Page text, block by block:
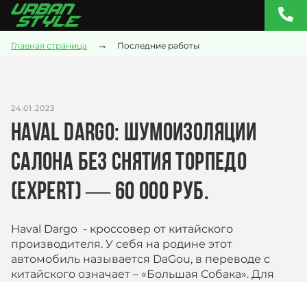
Главная страница → Последние работы
24.01.2023
Haval Dargo: шумоизоляции
салона без снятия торпедо
(expert) — 60 000 руб.
Haval Dargo - кроcсовер от китайского
производителя. У себя на родине этот
автомобиль называется DaGou, в переводе с
китайского означает – «Большая Собака». Для